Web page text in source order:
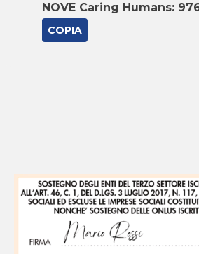
NOVE Caring Humans:
COPIA